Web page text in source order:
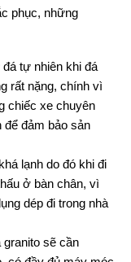
phục, những
tự nhiên khi đá
rất nặng, chính vì
chiếc xe chuyên
để đảm bảo sản
lạnh do đó khi đi
ở bàn chân, vì
dép đi trong nhà
granito sẽ cần